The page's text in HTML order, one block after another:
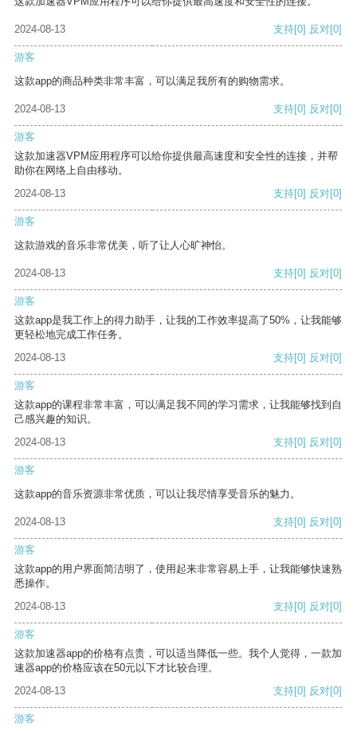
2024-08-13 支持[0] 反对[0]
游客
这款app的商品种类非常丰富，可以满足我所有的购物需求。
2024-08-13 支持[0] 反对[0]
游客
这款加速器VPM应用程序可以给你提供最高速度和安全性的连接，并帮
助你在网络上自由移动。
2024-08-13
支持[0] 反对[0]
游客
这款游戏的音乐非常优美，听了让人心旷神怡。
2024-08-13 支持[0] 反对[0]
游客
这款app是我工作上的得力助手，让我的工作效率提高了50%，让我能够
更轻松地完成工作任务。
2024-08-13
支持[0] 反对[0]
游客
这款app的课程非常丰富，可以满足我不同的学习需求，让我能够找到自
己感兴趣的知识。
2024-08-13
支持[0] 反对[0]
游客
这款app的音乐资源非常优质，可以让我尽情享受音乐的魅力。
2024-08-13 支持[0] 反对[0]
游客
这款app的用户界面简洁明了，使用起来非常容易上手，让我能够快速熟
悉操作。
2024-08-13
支持[0] 反对[0]
游客
这款加速器app的价格有点贵，可以适当降低一些。我个人觉得，一款加
速器app的价格应该在50元以下才比较合理。
2024-08-13
支持[0] 反对[0]
游客